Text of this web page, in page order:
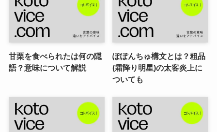
甘栗を食べられたは何の隠
語？意味について解説
ぽぽんちゅ構文とは？粗品
(霜降り明星)の太客炎上に
ついても